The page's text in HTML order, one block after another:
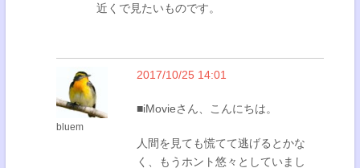
近くで見たいものです。
bluem
2017/10/25 14:01
■iMovieさん、こんにちは。
人間を見ても慌てて逃げるとかな
く、もうホント悠々としていまし